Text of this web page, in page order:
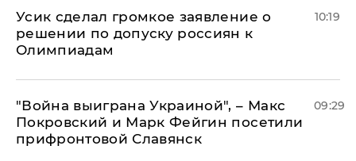
Усик сделал громкое заявление о
решении по допуску россиян к
Олимпиадам
10:19
"Война выиграна Украиной", – Макс
Покровский и Марк Фейгин посетили
прифронтовой Славянск
09:29